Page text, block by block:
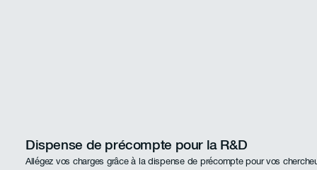
Dispense de précompte pour la R&D
Allégez vos charges grâce à la dispense de précompte pour vos